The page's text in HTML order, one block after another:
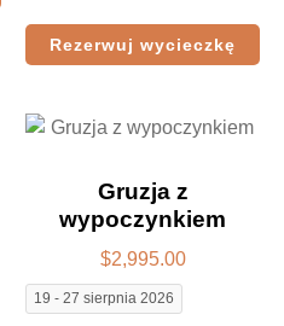
Rezerwuj wycieczkę
Gruzja z
wypoczynkiem
$2,995.00
19 - 27 sierpnia 2026